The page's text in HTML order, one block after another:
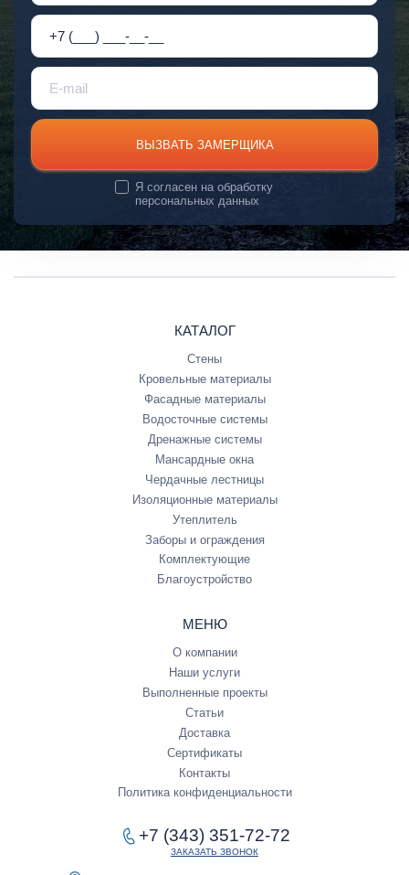
ВЫЗВАТЬ ЗАМЕРЩИКА
Я согласен наобработку
персональных данных
КАТАЛОГ
Стены
Кровельные материалы
Фасадные материалы
Водосточные системы
Дренажные системы
Мансардные окна
Чердачные лестницы
Изоляционные материалы
Утеплитель
Заборы и ограждения
Комплектующие
Благоустройство
МЕНЮ
О компании
Наши услуги
Выполненные проекты
Статьи
Доставка
Сертификаты
Контакты
Политика конфиденциальности
+7 (343) 351-72-72
ЗАКАЗАТЬ ЗВОНОК